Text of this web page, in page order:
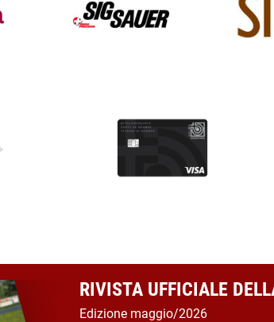
RIVISTA UFFICIALE
Edizione maggio/2026